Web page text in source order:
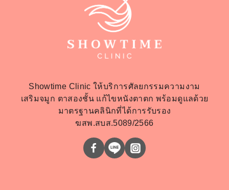
Showtime Clinic ให้บริการศัลยกรรมความงาม
เสริมจมูก ตาสองชั้น แก้ไขหนังตาตก พร้อมดูแลด้วย
มาตรฐานคลินิกที่ได้การรับรอง
ฆสพ.สบส.5089/2566